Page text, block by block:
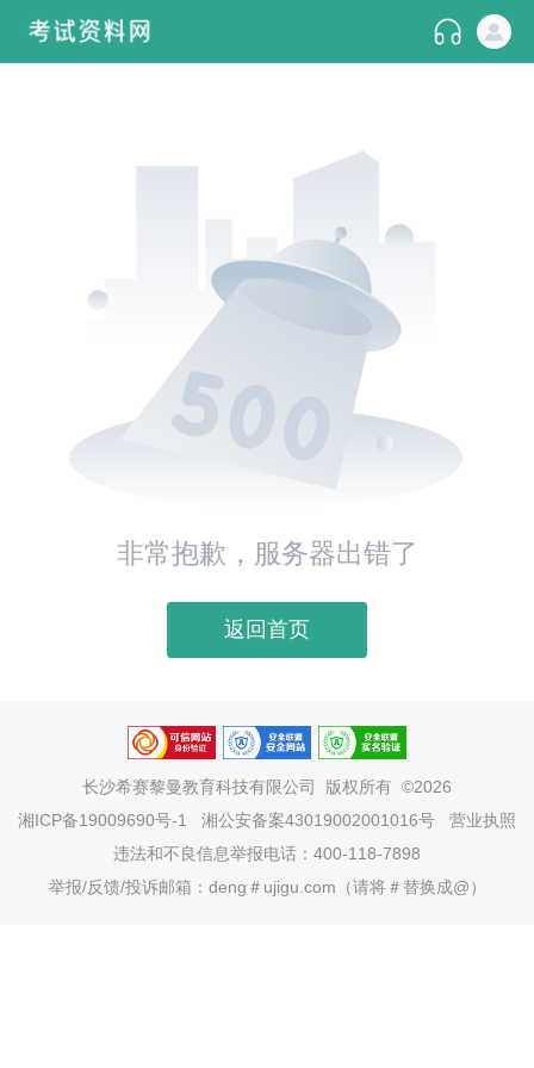
非常抱歉，服务器出错了
返回首页
长沙希赛黎曼教育科技有限公司
版权所有 ©2026
湘ICP备19009690号-1
湘公安备案43019002001016号
营业执照
违法和不良信息举报电话：400-118-7898
举报/反馈/投诉邮箱：deng＃ujigu.com（请将＃替换成@）